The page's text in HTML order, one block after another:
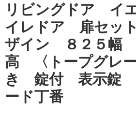
リビングドア イ
イレドア 扉セッ
ザイン ８２５幅
高 〈トープグレ
き 錠付 表示錠
ード丁番